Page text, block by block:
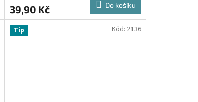
39,90 Kč Do košíku
Tip Kód: 2136